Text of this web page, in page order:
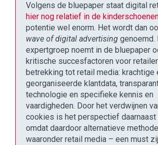
Volgens de bluepaper staat digital
hier nog relatief in de
potentie wel enorm. Het wordt dan
wave of digital advertising genoemd.
expertgroep noemt in de bluepaper
kritische succesfactoren voor
betrekking tot retail media: krachtige
georganiseerde klantdata,
technologie en specifieke kennis en
vaardigheden. Door het verdwijnen
cookies is het perspectief daarnaast
omdat daardoor alternatieve
waaronder retail media – een must